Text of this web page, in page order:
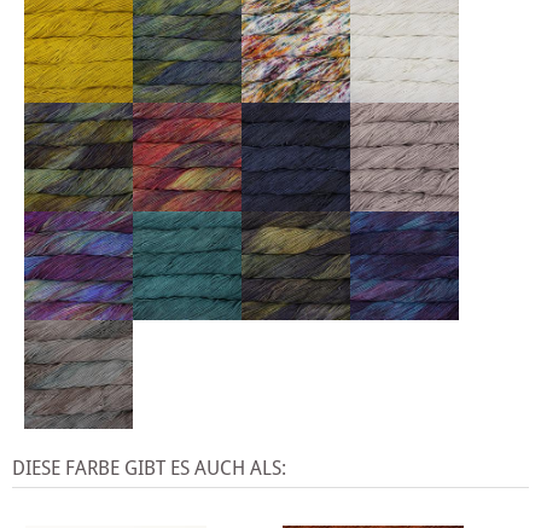
DIESE FARBE GIBT ES AUCH ALS: